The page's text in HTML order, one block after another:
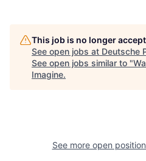
This job is no longer
See open jobs at Deutsche
See open jobs similar to "
Imagine.
See more open